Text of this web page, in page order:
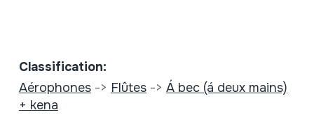
Classification:
Aérophones-> Flûtes-> Á bec (á deux mains)
+ kena